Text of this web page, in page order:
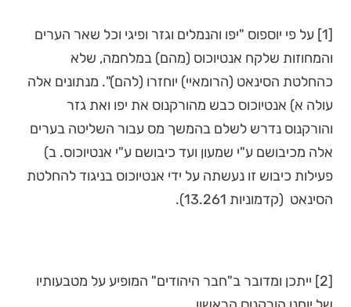
[1] על פי יוספוס "יפו והנמלים וגזר ופיגי וכל שאר הערים
והמחוזות שלקח אנטיוכוס (מהם) במלחמה, שלא
כהחלטת הסינאט (הרומאיי) יוחזרו (להם)". מנתונים אלה
עולה א) אנטיוכוס כבש מהורקנוס את יפו ואת גזר
והורקנוס נדרש לשלם בהמשך מס עבור השליטה בערים
אלה מכיבושם ע"י שמעון ועד כיבושם ע"י אנטיוכוס. ב)
פעילות כיבוש זו נעשתה על ידי אנטיוכוס בניגוד להחלטת
הסינאט (קדמוניות 13.261).
[2] ייתכן ומדובר ב"חבר היהודים" המופיע על מטבעותיו